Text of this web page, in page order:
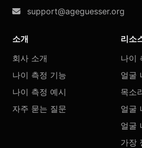
support@ageguesser.org
소개
회사 소개
나이 측정 기능
나이 측정 예시
자주 묻는 질문
리소
나이
얼굴
목소
얼굴
얼굴
가장